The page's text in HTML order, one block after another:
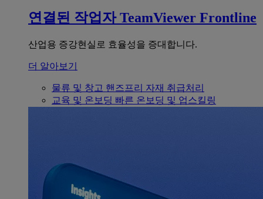
연결된 작업자 TeamViewer Frontline
산업용 증강현실로 효율성을 증대합니다.
더 알아보기
물류 및 창고 핸즈프리 자재 취급처리
교육 및 온보딩 빠른 온보딩 및 업스킬링